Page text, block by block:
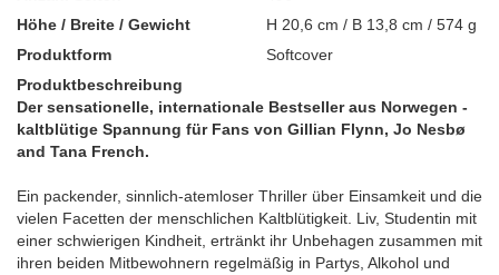
Höhe / Breite / Gewicht
H 20,6 cm / B 13,8 cm / 574 g
Produktform
Softcover
Produktbeschreibung
Der sensationelle, internationale Bestseller aus Norwegen -
kaltblütige Spannung für Fans von Gillian Flynn, Jo Nesbø
and Tana French.
Ein packender, sinnlich-atemloser Thriller über Einsamkeit und die
vielen Facetten der menschlichen Kaltblütigkeit. Liv, Studentin mit
einer schwierigen Kindheit, ertränkt ihr Unbehagen zusammen mit
ihren beiden Mitbewohnern regelmäßig in Partys, Alkohol und